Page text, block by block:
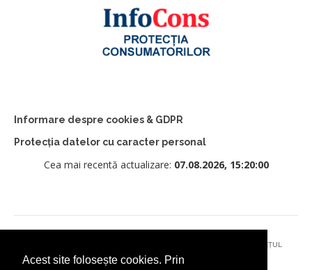
Acest site folosește cookies. Prin
Informare despre cookies & GDPR
Protecția datelor cu caracter personal
Cea mai recentă actualizare: 07.08.2026, 15:20:00
© 2026 - PRIMĂRIA MUNICIPIULUI CÂMPULUNG MOLDOVENESC, JUDEȚUL
SUCEAVA